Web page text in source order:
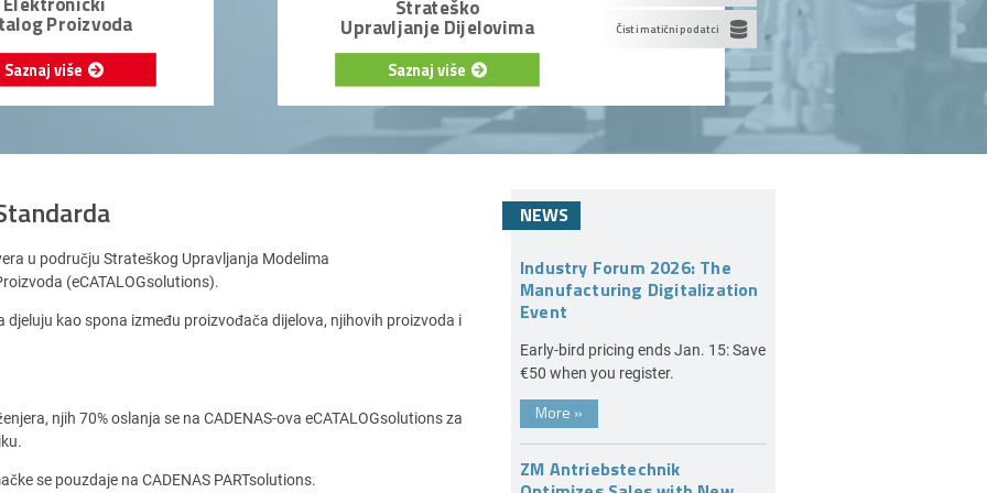
Proizvoda
Saznaj više
Čisti matični podatci
Strateško
Upravljanje Dijelovima
Saznaj više
u području Strateškog Upravljanja Modelima
(eCATALOGsolutions).
djeluju kao spona između proizvođača dijelova, njihovih proizvoda i
njih 70% oslanja se na CADENAS-ova eCATALOGsolutions za
se pouzdaje na CADENAS PARTsolutions.
NEWS
Industry Forum 2026: The
Manufacturing Digitalization
Event
Early-bird pricing ends Jan. 15: Save
€50 when you register.
More »
ZM Antriebstechnik